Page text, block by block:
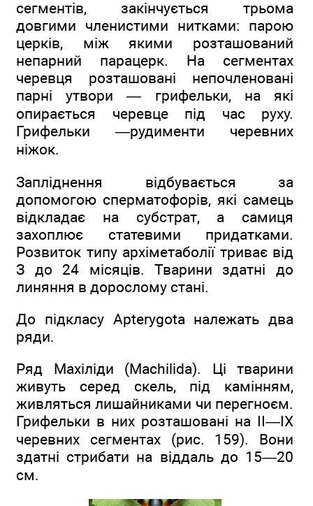
сегментів, закінчується трьома
довгими членистими нитками: парою
церків, між якими розташований
непарний парацерк. На сегментах
черевця розташовані непочленовані
парні утвори — грифельки, на які
опирається черевце під час руху.
Грифельки —рудименти черевних
ніжок.
Запліднення відбувається за
допомогою сперматофорів, які самець
відкладає на субстрат, а самиця
захоплює статевими придатками.
Розвиток типу архіметаболії триває від
З до 24 місяців. Тварини здатні до
линяння в дорослому стані.
До підкласу Apterygota належать два
ряди.
Ряд Махіліди (Machilida). Ці тварини
живуть серед скель, під камінням,
живляться лишайниками чи перегноєм.
Грифельки в них розташовані на II—IX
черевних сегментах (рис. 159). Вони
здатні стрибати на віддаль до 15—20
см.